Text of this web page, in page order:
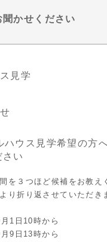
聞かせください
見学
ハウス見学希望の方
さい
を３つほど候補をお教え
り折り返させていただき
1日10時から
9日13時から